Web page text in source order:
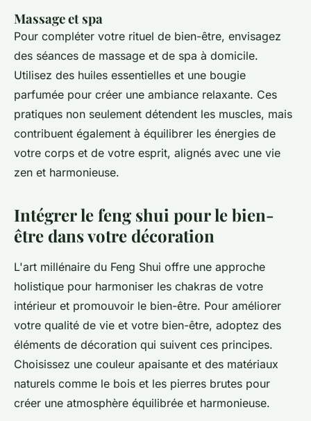
Massage et spa
Pour compléter votre rituel de bien-être, envisagez
des séances de massage et de spa à domicile.
Utilisez des huiles essentielles et une bougie
parfumée pour créer une ambiance relaxante. Ces
pratiques non seulement détendent les muscles, mais
contribuent également à équilibrer les énergies de
votre corps et de votre esprit, alignés avec une vie
zen et harmonieuse.
Intégrer le feng shui pour le bien-
être dans votre décoration
L'art millénaire du Feng Shui offre une approche
holistique pour harmoniser les chakras de votre
intérieur et promouvoir le bien-être. Pour améliorer
votre qualité de vie et votre bien-être, adoptez des
éléments de décoration qui suivent ces principes.
Choisissez une couleur apaisante et des matériaux
naturels comme le bois et les pierres brutes pour
créer une atmosphère équilibrée et harmonieuse.